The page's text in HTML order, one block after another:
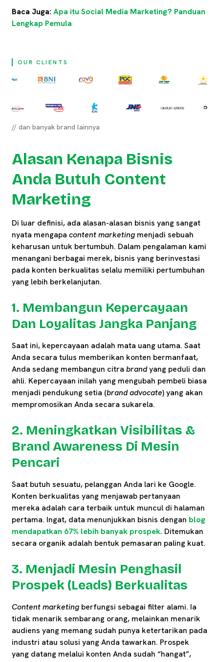
Baca Juga: Apa itu Social Media Marketing? Panduan
Lengkap Pemula
OUR CLIENTS
// dan banyak brand lainnya
Alasan Kenapa Bisnis
Anda Butuh Content
Marketing
Di luar definisi, ada alasan-alasan bisnis yang sangat
nyata mengapa content marketing menjadi sebuah
keharusan untuk bertumbuh. Dalam pengalaman kami
menangani berbagai merek, bisnis yang berinvestasi
pada konten berkualitas selalu memiliki pertumbuhan
yang lebih berkelanjutan.
1. Membangun Kepercayaan
Dan Loyalitas Jangka Panjang
Saat ini, kepercayaan adalah mata uang utama. Saat
Anda secara tulus memberikan konten bermanfaat,
Anda sedang membangun citra brandyang peduli dan
ahli. Kepercayaan inilah yang mengubah pembeli biasa
menjadi pendukung setia (brand advocate) yang akan
mempromosikan Anda secara sukarela.
2. Meningkatkan Visibilitas &
Brand Awareness Di Mesin
Pencari
Saat butuh sesuatu, pelanggan Anda lari ke Google.
Konten berkualitas yang menjawab pertanyaan
mereka adalah cara terbaik untuk muncul di halaman
pertama. Ingat, data menunjukkan bisnis dengan blog
mendapatkan 67% lebih banyak prospek. Ditemukan
secara organik adalah bentuk pemasaran paling kuat.
3. Menjadi Mesin Penghasil
Prospek (Leads) Berkualitas
Content marketing berfungsi sebagai filter alami. Ia
tidak menarik sembarang orang, melainkan menarik
audiens yang memang sudah punya ketertarikan pada
industri atau solusi yang Anda tawarkan. Prospek
yang datang melalui konten Anda sudah “hangat”,